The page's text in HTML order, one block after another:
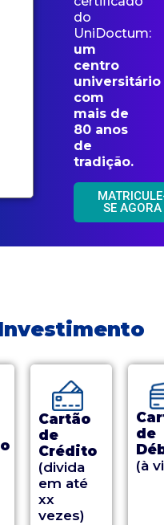
do
UniDoctum:
um
centro
universitário
com
mais de
80 anos
de
tradição.
SE AGORA
Cartão
de
Crédito
(divida
em até
xx
vezes)
de
(à